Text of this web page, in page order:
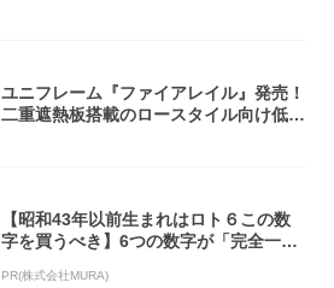
ユニフレーム『ファイアレイル』発売！
二重遮熱板搭載のロースタイル向け低型
【昭和43年以前生まれはロト６この数
字を買うべき】6つの数字が「完全一
PR(株式会社MURA)